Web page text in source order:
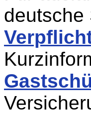
deutsche